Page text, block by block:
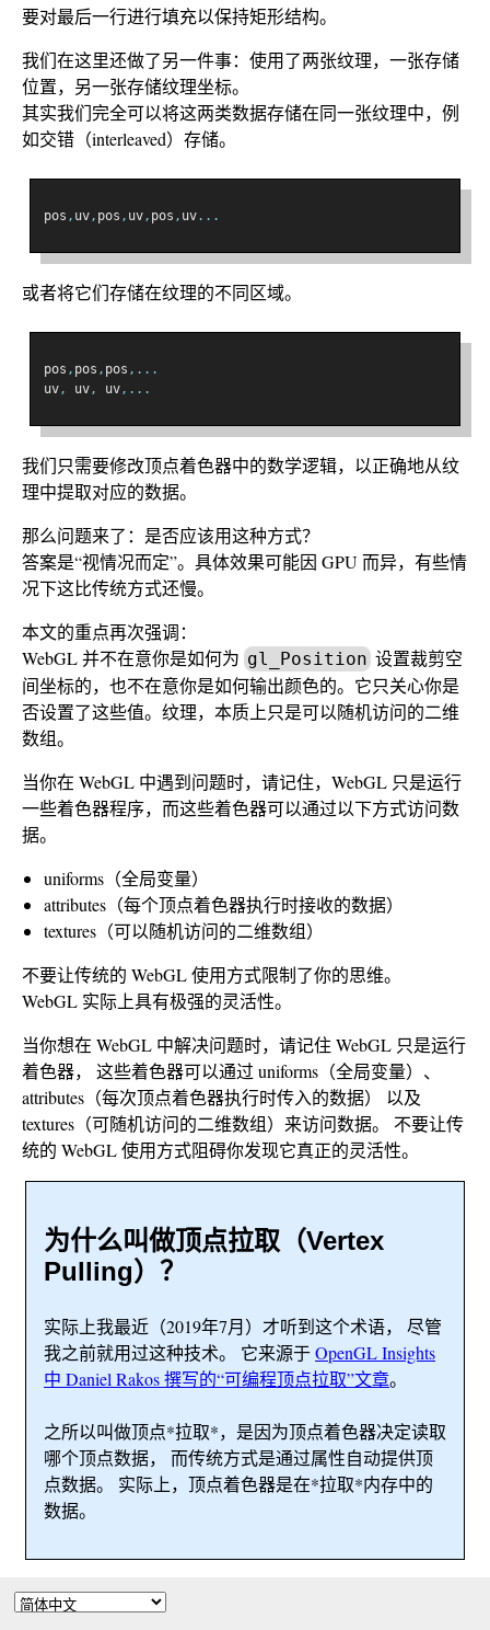
要对最后一行进行填充以保持矩形结构。
我们在这里还做了另一件事：使用了两张纹理，一张存储
位置，另一张存储纹理坐标。
其实我们完全可以将这两类数据存储在同一张纹理中，例
如交错（interleaved）存储。
pos , uv, pos , uv, pos , uv...
或者将它们存储在纹理的不同区域。
pos , pos , pos ,...
uv, uv, uv,...
我们只需要修改顶点着色器中的数学逻辑，以正确地从纹
理中提取对应的数据。
那么问题来了：是否应该用这种方式？
答案是“视情况而定”。具体效果可能因 GPU 而异，有些情
况下这比传统方式还慢。
本文的重点再次强调：
WebGL 并不在意你是如何为 gl_Position 设置裁剪空
间坐标的，也不在意你是如何输出颜色的。它只关心你是
否设置了这些值。纹理，本质上只是可以随机访问的二维
数组。
当你在 WebGL 中遇到问题时，请记住，WebGL 只是运行
一些着色器程序，而这些着色器可以通过以下方式访问数
据。
uniforms（全局变量）
attributes（每个顶点着色器执行时接收的数据）
textures（可以随机访问的二维数组）
不要让传统的 WebGL 使用方式限制了你的思维。
WebGL 实际上具有极强的灵活性。
当你想在 WebGL 中解决问题时，请记住 WebGL 只是运行
着色器， 这些着色器可以通过 uniforms（全局变量）、
attributes（每次顶点着色器执行时传入的数据） 以及
textures（可随机访问的二维数组）来访问数据。 不要让传
统的 WebGL 使用方式阻碍你发现它真正的灵活性。
为什么叫做顶点拉取（Vertex
Pulling）？
实际上我最近（2019年7月）才听到这个术语， 尽管
我之前就用过这种技术。 它来源于OpenGL Insights
中 Daniel Rakos 撰写的“可编程顶点拉取”文章。
之所以叫做顶点*拉取*，是因为顶点着色器决定读取
哪个顶点数据， 而传统方式是通过属性自动提供顶
点数据。 实际上，顶点着色器是在*拉取*内存中的
数据。